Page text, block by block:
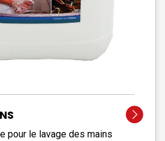
pour le lavage des mains